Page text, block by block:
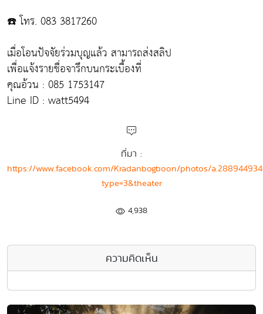
☎️ โทร. 083 3817260
เมื่อโอนปัจจัยร่วมบุญแล้ว สามารถส่งสลิป
เพื่อแจ้งรายชื่อจารึกบนกระเบื้องที่
คุณอ้วน : 085 1753147
Line ID : watt5494
ที่มา :
https://www.facebook.com/Kradanbogboon/photos/
type=3&theater
4,938
ความคิดเห็น